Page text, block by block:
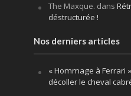
The Maxque. dans
déstructurée !
Nos derniers articles
« Hommage à Ferrari
décoller le cheval